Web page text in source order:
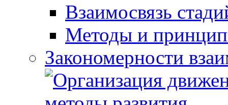
Взаимосвязь
Методы и
Закономерности